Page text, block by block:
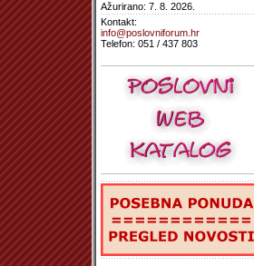
Ažurirano: 7. 8. 2026.
Kontakt:
info@poslovniforum.hr
Telefon: 051 / 437 803